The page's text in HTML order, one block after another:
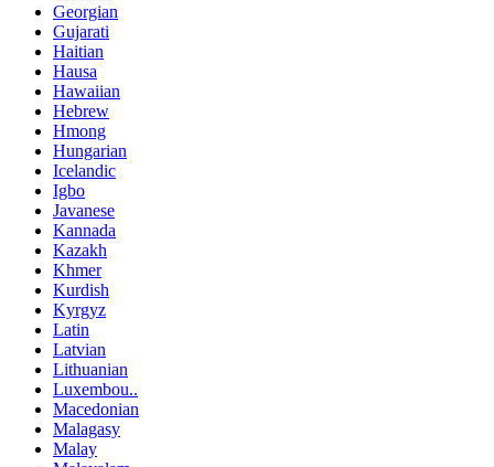
Georgian
Gujarati
Haitian
Hausa
Hawaiian
Hebrew
Hmong
Hungarian
Icelandic
Igbo
Javanese
Kannada
Kazakh
Khmer
Kurdish
Kyrgyz
Latin
Latvian
Lithuanian
Luxembou..
Macedonian
Malagasy
Malay